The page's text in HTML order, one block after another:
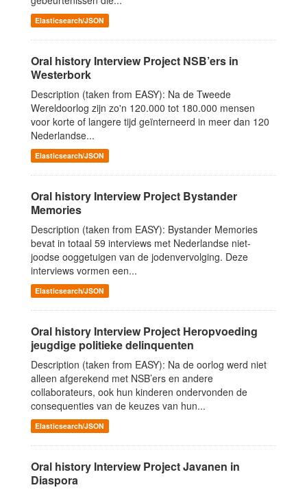
Elasticsearch/JSON
Oral history Interview Project NSB’ers in
Westerbork
Description (taken from EASY): Na de Tweede
Wereldoorlog zijn zo'n 120.000 tot 180.000 mensen
voor korte of langere tijd geïnterneerd in meer dan 120
Nederlandse...
Elasticsearch/JSON
Oral history Interview Project Bystander
Memories
Description (taken from EASY): Bystander Memories
bevat in totaal 59 interviews met Nederlandse niet-
joodse ooggetuigen van de jodenvervolging. Deze
interviews vormen een...
Elasticsearch/JSON
Oral history Interview Project Heropvoeding
jeugdige politieke delinquenten
Description (taken from EASY): Na de oorlog werd niet
alleen afgerekend met NSB’ers en andere
collaborateurs, ook hun kinderen ondervonden de
consequenties van de keuzes van hun...
Elasticsearch/JSON
Oral history Interview Project Javanen in
Diaspora